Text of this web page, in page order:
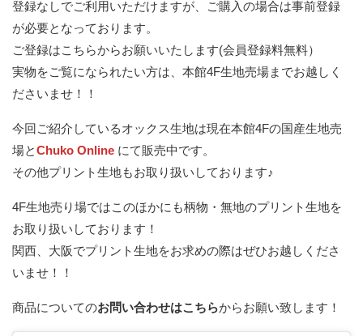
登録なしでご利用いただけますが、ご購入の場合は事前登録
が必要となっております。
ご登録はこちらからお願いいたします(会員登録料無料）
実物をご覧になられたい方は、本館4F生地売場までお越しく
ださいませ！！
今回ご紹介しているオックス生地は現在本館4Fの国産生地売
場とChuko Online にて販売中です。
その他プリント生地もお取り扱いしております♪
4F生地売り場ではこのほかにも柄物・無地のプリント生地を
お取り扱いしております！
関西、大阪でプリント生地をお求めの際はぜひお越しくださ
いませ！！
商品についてのお問い合わせはこちらからお願い致します！